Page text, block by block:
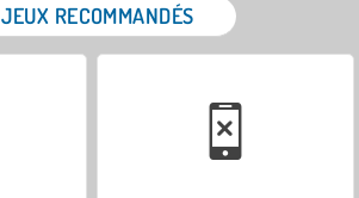
JEUX RECOMMANDÉS